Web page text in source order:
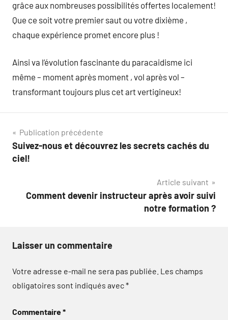
grâce aux nombreuses possibilités offertes localement!
Que ce soit votre premier saut ou votre dixième ,
chaque expérience promet encore plus !
Ainsi va l’évolution fascinante du paracaidisme ici
même – moment après moment , vol après vol –
transformant toujours plus cet art vertigineux!
Navigation
de
Publication précédente
Suivez-nous et découvrez les secrets cachés du
ciel!
Article suivant
Comment devenir instructeur après avoir suivi
notre formation ?
Laisser un commentaire
Votre adresse e-mail ne sera pas publiée. Les champs
obligatoires sont indiqués avec*
Commentaire*